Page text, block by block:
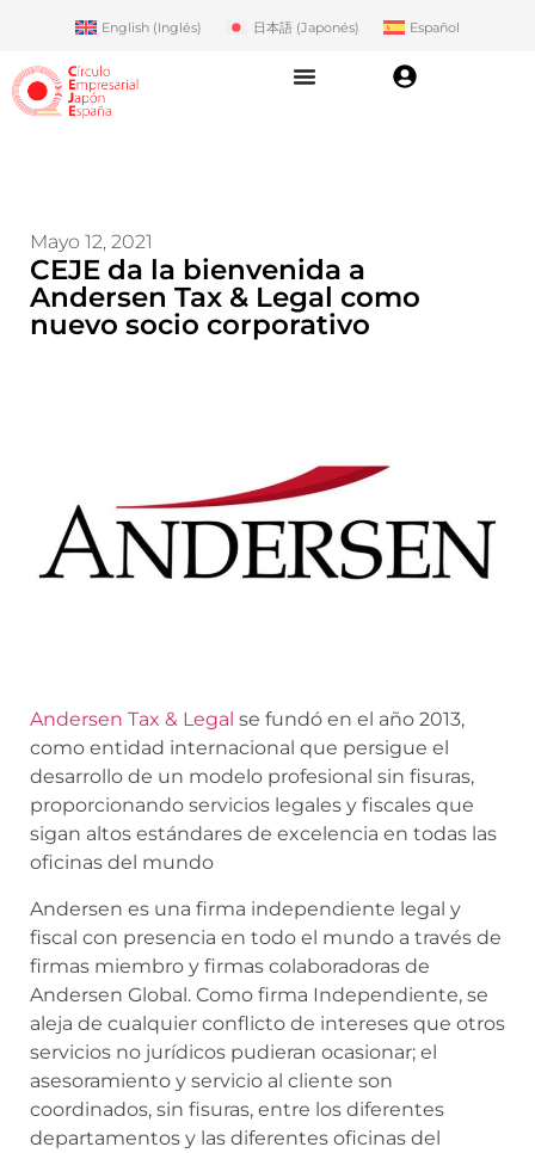
English (Inglés) 日本語(Japonés) Español
Mayo 12, 2021
CEJE da la bienvenida a
Andersen Tax & Legal como
nuevo socio corporativo
Andersen Tax & Legal se fundó en el año 2013,
como entidad internacional que persigue el
desarrollo de un modelo profesional sin fisuras,
proporcionando servicios legales y fiscales que
sigan altos estándares de excelencia en todas las
oficinas del mundo
Andersen es una firma independiente legal y
fiscal con presencia en todo el mundo a través de
firmas miembro y firmas colaboradoras de
Andersen Global. Como firma Independiente, se
aleja de cualquier conflicto de intereses que otros
servicios no jurídicos pudieran ocasionar; el
asesoramiento y servicio al cliente son
coordinados, sin fisuras, entre los diferentes
departamentos y las diferentes oficinas del